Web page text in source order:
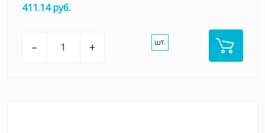
411.14 руб.
– + шт.